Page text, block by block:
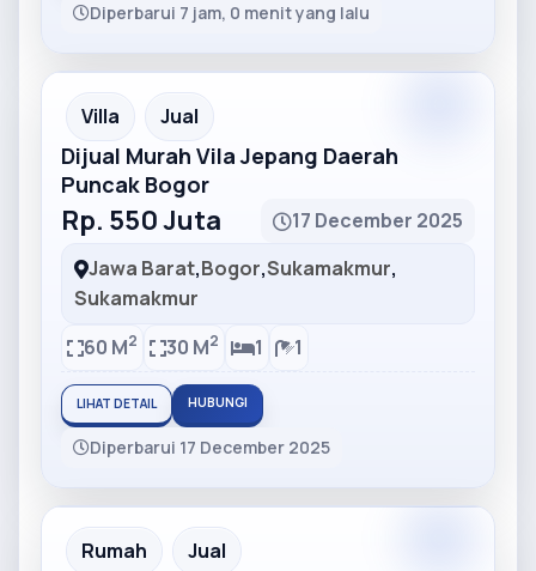
Diperbarui 7 jam, 0 menit yang lalu
Partner Ad
Villa Jual
Dijual Murah Vila Jepang Daerah
Puncak Bogor
Rp. 550 Juta
17 December 2025
Jawa Barat,Bogor,Sukamakmur,
Sukamakmur
60 M2 30 M2 1 1
LIHAT DETAIL HUBUNGI
Diperbarui 17 December 2025
Partner Ad
Rumah Jual